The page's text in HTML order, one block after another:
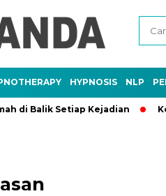
HYPNOSIS NLP
Setiap Kejadian Ke-Aku-